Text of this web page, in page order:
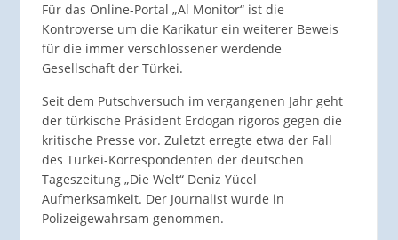
Für das Online-Portal „Al Monitor“ ist die
Kontroverse um die Karikatur ein weiterer Beweis
für die immer verschlossener werdende
Gesellschaft der Türkei.
Seit dem Putschversuch im vergangenen Jahr geht
der türkische Präsident Erdogan rigoros gegen die
kritische Presse vor. Zuletzt erregte etwa der Fall
des Türkei-Korrespondenten der deutschen
Tageszeitung „Die Welt“ Deniz Yücel
Aufmerksamkeit. Der Journalist wurde in
Polizeigewahrsam genommen.